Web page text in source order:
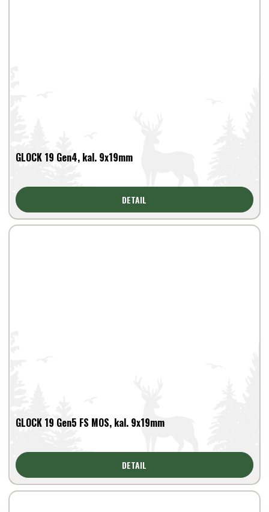
GLOCK 19 Gen4, kal. 9x19mm
DETAIL
GLOCK 19 Gen5 FS MOS, kal. 9x19mm
DETAIL